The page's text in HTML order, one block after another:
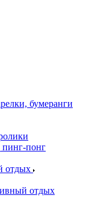
бумеранги
пинг-понг
отдых
отдых